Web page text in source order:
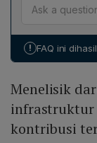
dan ekuitas
masing
! FAQ ini
Menelisik
infrastruktur
kontribusi